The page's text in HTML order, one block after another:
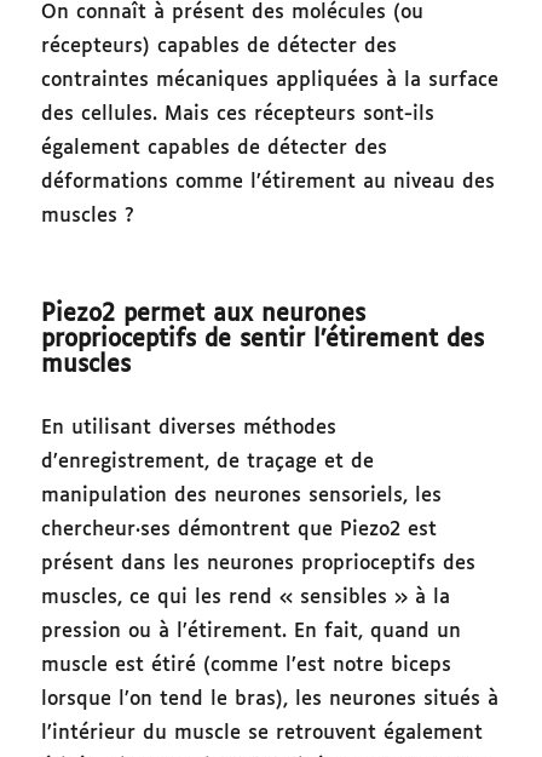
On connaît à présent des molécules (ou
récepteurs) capables de détecter des
contraintes mécaniques appliquées à la surface
des cellules. Mais ces récepteurs sont-ils
également capables de détecter des
déformations comme l’étirement au niveau des
muscles ?
Piezo2 permet aux neurones
proprioceptifs de sentir l’étirement des
muscles
En utilisant diverses méthodes
d’enregistrement, de traçage et de
manipulation des neurones sensoriels, les
chercheur·ses démontrent que Piezo2 est
présent dans les neurones proprioceptifs des
muscles, ce qui les rend « sensibles » à la
pression ou à l’étirement. En fait, quand un
muscle est étiré (comme l’est notre biceps
lorsque l’on tend le bras), les neurones situés à
l’intérieur du muscle se retrouvent également